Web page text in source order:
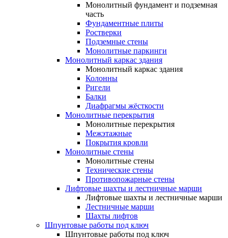
Монолитный фундамент и подземная
часть
Фундаментные плиты
Ростверки
Подземные стены
Монолитные паркинги
Монолитный каркас здания
Монолитный каркас здания
Колонны
Ригели
Балки
Диафрагмы жёсткости
Монолитные перекрытия
Монолитные перекрытия
Межэтажные
Покрытия кровли
Монолитные стены
Монолитные стены
Технические стены
Противопожарные стены
Лифтовые шахты и лестничные марши
Лифтовые шахты и лестничные марши
Лестничные марши
Шахты лифтов
Шпунтовые работы под ключ
Шпунтовые работы под ключ